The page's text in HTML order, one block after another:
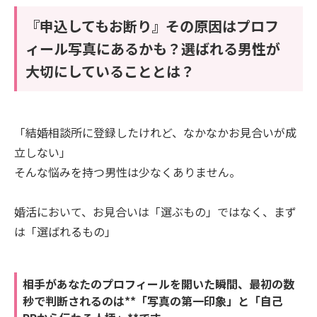
『申込してもお断り』その原因はプロフ
ィール写真にあるかも？選ばれる男性が
大切にしていることとは？
「結婚相談所に登録したけれど、なかなかお見合いが成
立しない」
そんな悩みを持つ男性は少なくありません。
婚活において、お見合いは「選ぶもの」ではなく、まず
は「選ばれるもの」
相手があなたのプロフィールを開いた瞬間、最初の数
秒で判断されるのは**「写真の第一印象」と「自己